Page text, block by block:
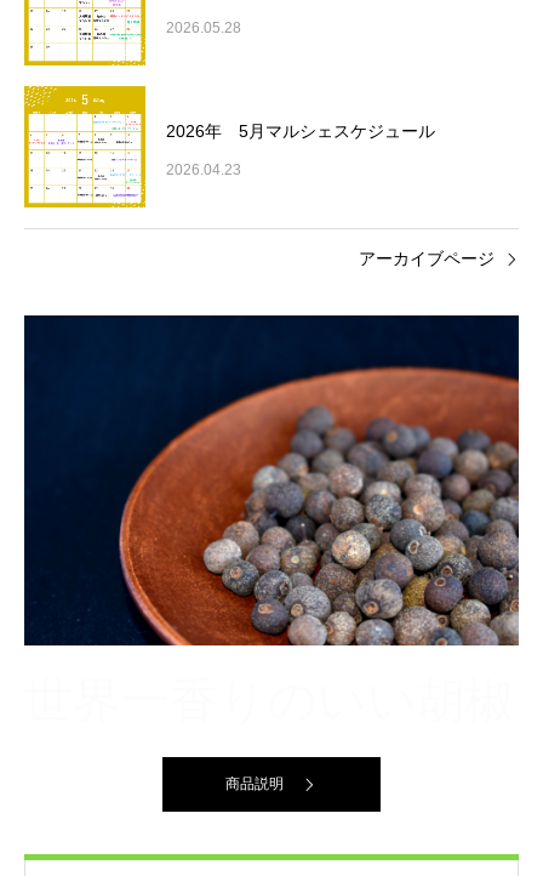
2026.05.28
2026年 5月マルシェスケジュール
2026.04.23
アーカイブページ
商品説明